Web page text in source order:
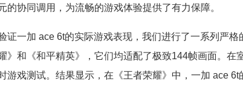
的协同调用，为流畅的游戏体验提供了有力保障。
证一加 ace 6t的实际游戏表现，我们进行了一系列严
》和《和平精英》，它们均适配了极致144帧画面。在
游戏测试。结果显示，在《王者荣耀》中，一加 ace